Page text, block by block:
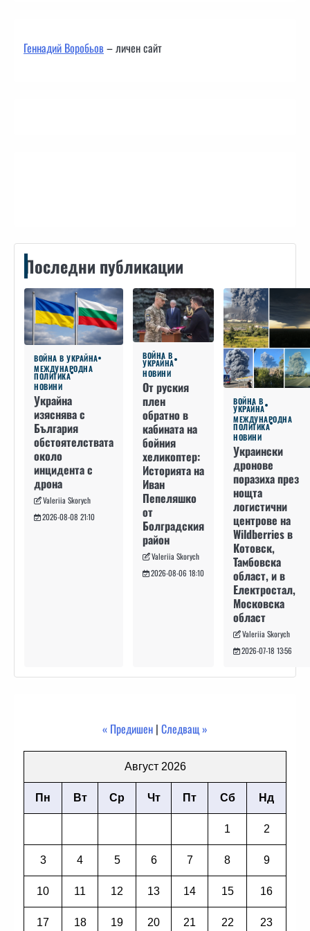
Геннадий Воробьов– личен сайт
Последни публикации
ВОЙНА В УКРАЙНА
МЕЖДУНАРОДНА
ПОЛИТИКА
НОВИНИ
Украйна
изяснява с
България
обстоятелствата
около
инцидента с
дрона
Valeriia Skorych
2026-08-08 21:10
ВОЙНА В
УКРАЙНА
НОВИНИ
От руския
плен
обратно в
кабината на
бойния
хеликоптер:
Историята на
Иван
Пепеляшко
от
Болградския
район
Valeriia Skorych
2026-08-06 18:10
ВОЙНА В
УКРАЙНА
МЕЖДУНАРОДНА
ПОЛИТИКА
НОВИНИ
Украински
дронове
поразиха през
нощта
логистични
центрове на
Wildberries в
Котовск,
Тамбовска
област, и в
Електростал,
Московска
област
Valeriia Skorych
2026-07-18 13:56
« Предишен | Следващ »
Август 2026
Пн Вт Ср Чт Пт Сб Нд
1 2
3 4 5 6 7 8 9
10 11 12 13 14 15 16
17 18 19 20 21 22 23